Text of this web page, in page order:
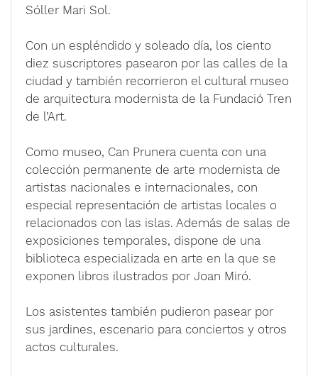
Sóller Mari Sol.
Con un espléndido y soleado día, los ciento
diez suscriptores pasearon por las calles de la
ciudad y también recorrieron el cultural museo
de arquitectura modernista de la Fundació Tren
de l’Art.
Como museo, Can Prunera cuenta con una
colección permanente de arte modernista de
artistas nacionales e internacionales, con
especial representación de artistas locales o
relacionados con las islas. Además de salas de
exposiciones temporales, dispone de una
biblioteca especializada en arte en la que se
exponen libros ilustrados por Joan Miró.
Los asistentes también pudieron pasear por
sus jardines, escenario para conciertos y otros
actos culturales.